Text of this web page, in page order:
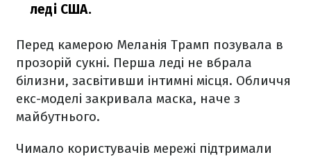
леді США.
Перед камерою Меланія Трамп позувала в
прозорій сукні. Перша леді не вбрала
білизни, засвітивши інтимні місця. Обличчя
екс-моделі закривала маска, наче з
майбутнього.
Чимало користувачів мережі підтримали